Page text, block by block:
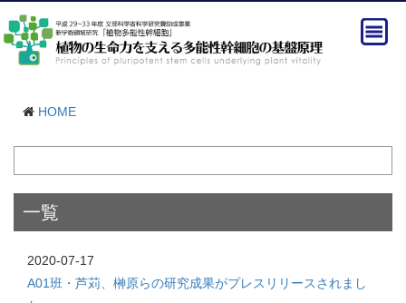
HOME
一覧
2020-07-17
A01班・芦苅、榊原らの研究成果がプレスリリースされまし